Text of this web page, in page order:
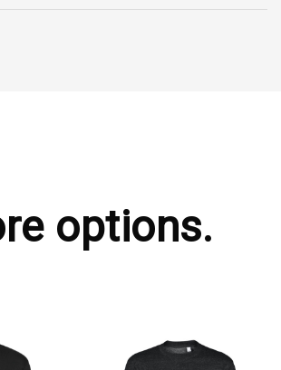
options.